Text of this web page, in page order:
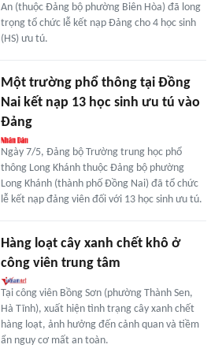
An (thuộc Đảng bộ phường Biên Hòa) đã long
trọng tổ chức lễ kết nạp Đảng cho 4 học sinh
(HS) ưu tú.
Một trường phổ thông tại Đồng
Nai kết nạp 13 học sinh ưu tú vào
Đảng
Ngày 7/5, Đảng bộ Trường trung học phổ
thông Long Khánh thuộc Đảng bộ phường
Long Khánh (thành phố Đồng Nai) đã tổ chức
lễ kết nạp đảng viên đối với 13 học sinh ưu tú.
Hàng loạt cây xanh chết khô ở
công viên trung tâm
Tại công viên Bồng Sơn (phường Thành Sen,
Hà Tĩnh), xuất hiện tình trạng cây xanh chết
hàng loạt, ảnh hưởng đến cảnh quan và tiềm
ẩn nguy cơ mất an toàn.